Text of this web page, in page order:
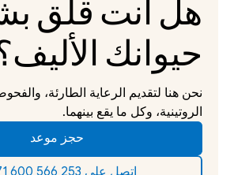
حيوانك
الروتينية، وكل ما يقع بينهما.
حجز موعد